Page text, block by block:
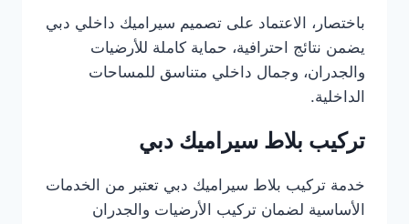
باختصار، الاعتماد على تصميم سيراميك داخلي دبي
يضمن نتائج احترافية، حماية كاملة للأرضيات
والجدران، وجمال داخلي متناسق للمساحات
الداخلية.
تركيب بلاط سيراميك دبي
خدمة تركيب بلاط سيراميك دبي تعتبر من الخدمات
الأساسية لضمان تركيب الأرضيات والجدران